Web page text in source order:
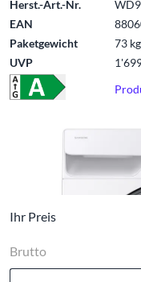
Herst.-Art.-Nr.
EAN
Paketgewicht
73 kg
UVP
Ihr Preis
Brutto